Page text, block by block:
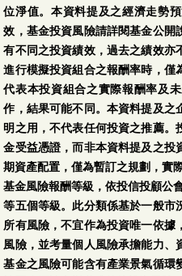
位淨值。本資料提及之經濟走勢
效，基金投資風險請詳閱基金公開
有不同之投資績效，過去之績效亦
進行模擬投資組合之報酬率時，僅
代表本投資組合之實際報酬率及
作，結果可能不同。本資料提及之
明之用，不代表任何投資之推薦。
金受益憑證，而非本資料提及之投
期資產配置，僅為暫訂之規劃，實
基金風險報酬等級，依投信投顧公
等五個等級。此分類係基於一般市
所有風險，不宜作為投資唯一依據
風險，並考量個人風險承擔能力、
基金之風險可能含有產業景氣循環